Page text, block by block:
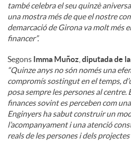
també celebra el seu quinzè
una mostra més de que el nostre
demarcació de Girona va molt més
financer”.
Segons Imma Muñoz diputada de
“Quinze anys no són només una
compromís sostingut en el temps,
posa sempre les persones al centre.
finances sovint es perceben com
Enginyers ha sabut construir un
l’acompanyament i una atenció
reals de les persones i dels